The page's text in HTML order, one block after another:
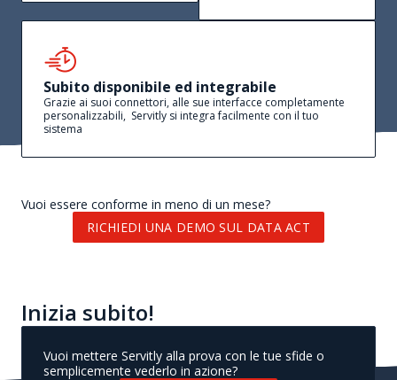
Subito disponibile ed integrabile
Grazie ai suoi connettori, alle sue interfacce completamente
personalizzabili, Servitly si integra facilmente con il tuo
sistema
Vuoi essere conforme in meno di un mese?
RICHIEDI UNA DEMO SUL DATA ACT
Inizia subito!
Vuoi mettere Servitly alla prova con le tue sfide o
semplicemente vederlo in azione?